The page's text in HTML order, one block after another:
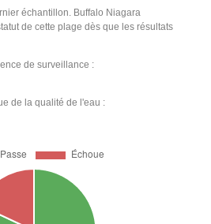
échantillon. Buffalo Niagara
de cette plage dès que les résultats
de surveillance :
de la qualité de l'eau :